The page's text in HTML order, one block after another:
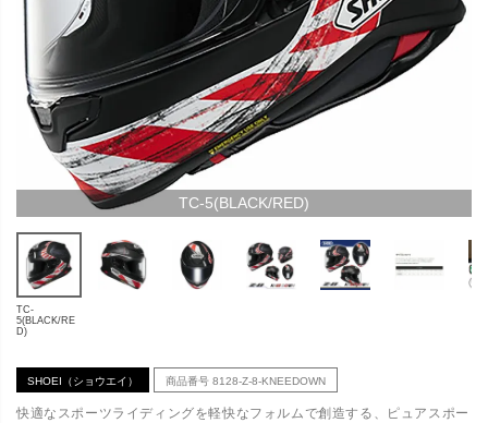
TC-5(BLACK/RED)
TC-
5(BLACK/RE
D)
SHOEI（ショウエイ） 商品番号 8128-Z-8-KNEEDOWN
快適なスポーツライディングを軽快なフォルムで創造する、ピュアスポー